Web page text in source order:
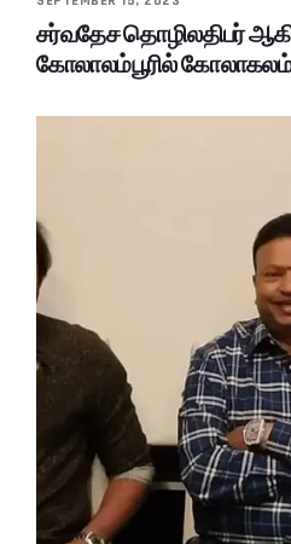
சர்வதேச தொழிலதிபர்
கோலாலம்பூரில்